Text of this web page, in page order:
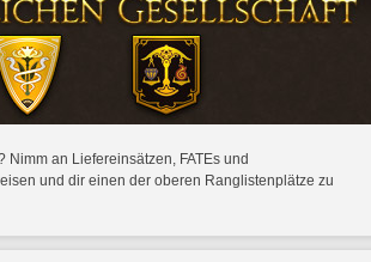
an Liefereinsätzen, FATEs und
und dir einen der oberen Ranglistenplätze zu